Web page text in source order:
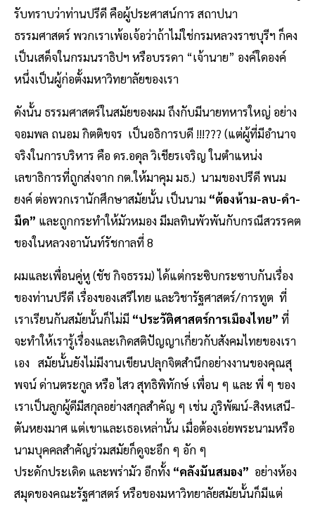
รับทราบว่าท่านปรีดี คือผู้ประศาสน์การ สถาปนา
ธรรมศาสตร์ พวกเราเพ้อเจ้อว่าถ้าไม่ใช่กรมหลวงราชบุรีฯ ก็คง
เป็นเสด็จในกรมนราธิปฯ หรือบรรดา “เจ้านาย” องค์ใดองค์
หนึ่งเป็นผู้ก่อตั้งมหาวิทยาลัยของเรา
ดังนั้น ธรรมศาสตร์ในสมัยของผม ถึงกับมีนายทหารใหญ่ อย่าง
จอมพล ถนอม กิตติขจร เป็นอธิการบดี !!!??? (แต่ผู้ที่มีอำนาจ
จริงในการบริหาร คือ ดร.อดุล วิเชียรเจริญ ในตำแหน่ง
เลขาธิการที่ถูกส่งจาก กต.ให้มาคุม มธ.) นามของปรีดี พนม
ยงค์ ต่อพวกเรานักศึกษาสมัยนั้น เป็นนาม “ต้องห้าม-ลบ-ดำ-
มืด” และถูกกระทำให้มัวหมอง มีมลทินพัวพันกับกรณีสวรรคต
ของในหลวงอานันท์รัชกาลที่ 8
ผมและเพื่อนคู่หู (ชัช กิจธรรม) ได้แต่กระซิบกระซาบกันเรื่อง
ของท่านปรีดี เรื่องของเสรีไทย และวิชารัฐศาสตร์/การทูต ที่
เราเรียนกันสมัยนั้นก็ไม่มี “ประวัติศาสตร์การเมืองไทย” ที่
จะทำให้เรารู้เรื่องและเกิดสติปัญญาเกี่ยวกับสังคมไทยของเรา
เอง สมัยนั้นยังไม่มีงานเขียนปลุกจิตสำนึกอย่างงานของคุณสุ
พจน์ ด่านตระกูล หรือ ไสว สุทธิพิทักษ์ เพื่อน ๆ และ พี่ ๆ ของ
เราเป็นลูกผู้ดีมีสกุลอย่างสกุลสำคัญ ๆ เช่น ภูริพัฒน์-สิงหเสนี-
ตันหยงมาศ แต่เขาและเธอเหล่านั้น เมื่อต้องเอ่ยพระนามหรือ
นามบุคคลสำคัญร่วมสมัยก็ดูจะอึก ๆ อัก ๆ
ประดักประเดิด และพร่ามัว อีกทั้ง “คลังมันสมอง” อย่างห้อง
สมุดของคณะรัฐศาสตร์ หรือของมหาวิทยาลัยสมัยนั้นก็มีแต่